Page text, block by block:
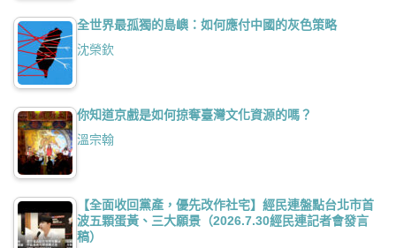
全世界最孤獨的島嶼：如何應付中國的灰色策略
沈榮欽
你知道京戲是如何掠奪臺灣文化資源的嗎？
溫宗翰
【全面收回黨產，優先改作社宅】經民連盤點台北市首
波五顆蛋黃、三大願景（2026.7.30經民連記者會發言
稿）